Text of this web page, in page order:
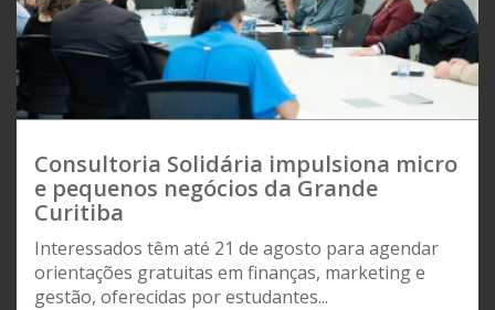
Consultoria Solidária impulsiona micro
e pequenos negócios da Grande
Curitiba
Interessados têm até 21 de agosto para agendar
orientações gratuitas em finanças, marketing e
gestão, oferecidas por estudantes...